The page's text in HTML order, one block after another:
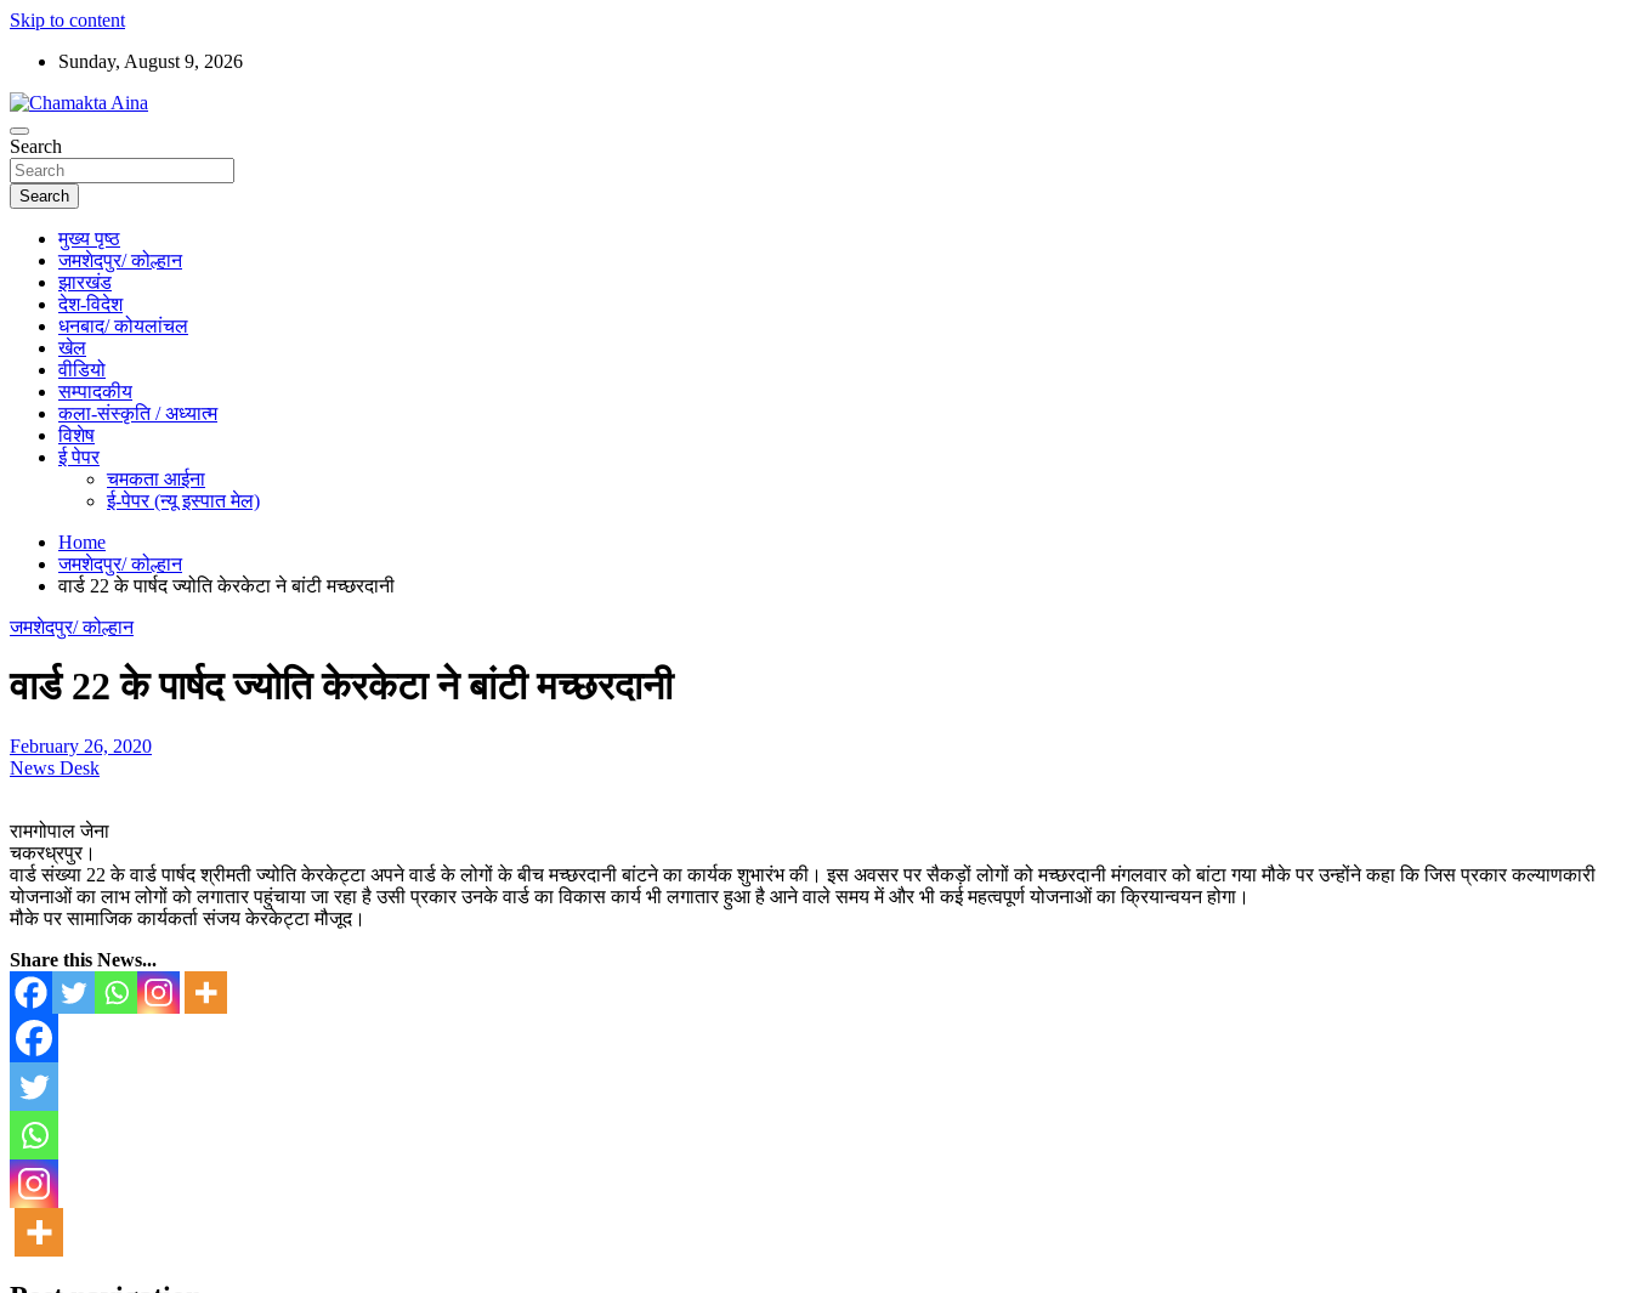
Skip to content
Sunday, August 9, 2026
Chamakta Aina
Hindi News Paper – Jharkhand
Search
Search
मुख्य पृष्ठ
जमशेदपुर/ कोल्हान
झारखंड
देश-विदेश
धनबाद/ कोयलांचल
खेल
वीडियो
सम्पादकीय
कला-संस्कृति / अध्यात्म
विशेष
ई पेपर
चमकता आईना
ई-पेपर (न्यू इस्पात मेल)
Home
जमशेदपुर/ कोल्हान
वार्ड 22 के पार्षद ज्योति केरकेटा ने बांटी मच्छरदानी
जमशेदपुर/ कोल्हान
वार्ड 22 के पार्षद ज्योति केरकेटा ने बांटी मच्छरदानी
February 26, 2020
News Desk
रामगोपाल जेना
चकरध्रपुर।
वार्ड संख्या 22 के वार्ड पार्षद श्रीमती ज्योति केरकेट्टा अपने वार्ड के लोगों के बीच मच्छरदानी बांटने का कार्यक शुभारंभ की। इस अवसर पर सैकड़ों लोगों को मच्छरदानी मंगलवार को बांटा गया मौके पर उन्होंने कहा कि जिस प्रकार कल्याणकारी
योजनाओं का लाभ लोगों को लगातार पहुंचाया जा रहा है उसी प्रकार उनके वार्ड का विकास कार्य भी लगातार हुआ है आने वाले समय में और भी कई महत्वपूर्ण योजनाओं का क्रियान्वयन होगा।
मौके पर सामाजिक कार्यकर्ता संजय केरकेट्टा मौजूद।
Share this News...